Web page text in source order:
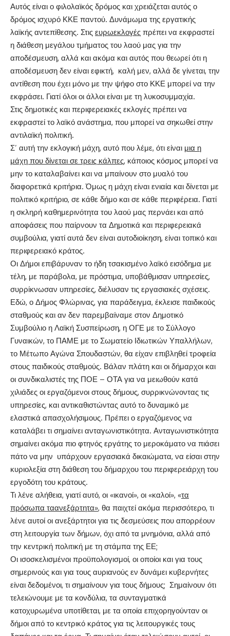
Αυτός είναι ο φιλολαϊκός δρόμος και χρειάζεται αυτός ο
δρόμος ισχυρό ΚΚΕ παντού. Δυνάμωμα της εργατικής
λαϊκής αντεπίθεσης. Στις ευρωεκλογές πρέπει να εκφραστεί
η διάθεση μεγάλου τμήματος του λαού μας για την
αποδέσμευση, αλλά και ακόμα και αυτός που θεωρεί ότι η
αποδέσμευση δεν είναι εφικτή, καλή μεν, αλλά δε γίνεται, την
αντίθεση που έχει μόνο με την ψήφο στο ΚΚΕ μπορεί να την
εκφράσει. Γιατί όλοι οι άλλοι είναι με τη λυκοσυμμαχία.
Στις δημοτικές και περιφερειακές εκλογές πρέπει να
εκφραστεί το λαϊκό ανάστημα, που μπορεί να σηκωθεί στην
αντιλαϊκή πολιτική.
Σ’ αυτή την εκλογική μάχη, αυτό που λέμε, ότι είναι μια η
μάχη που δίνεται σε τρεις κάλπες, κάποιος κόσμος μπορεί να
μην το καταλαβαίνει και να μπαίνουν στο μυαλό του
διαφορετικά κριτήρια. Όμως η μάχη είναι ενιαία και δίνεται με
πολιτικό κριτήριο, σε κάθε δήμο και σε κάθε περιφέρεια. Γιατί
η σκληρή καθημερινότητα του λαού μας περνάει και από
αποφάσεις που παίρνουν τα Δημοτικά και περιφερειακά
συμβούλια, γιατί αυτά δεν είναι αυτοδιοίκηση, είναι τοπικό και
περιφερειακό κράτος.
Οι Δήμοι επιβάρυναν το ήδη τσακισμένο λαϊκό εισόδημα με
τέλη, με παράβολα, με πρόστιμα, υποβάθμισαν υπηρεσίες,
συρρίκνωσαν υπηρεσίες, διέλυσαν τις εργασιακές σχέσεις.
Εδώ, ο Δήμος Φλώρινας, για παράδειγμα, έκλεισε παιδικούς
σταθμούς και αν δεν παρεμβαίναμε στον Δημοτικό
Συμβούλιο η Λαϊκή Συσπείρωση, η ΟΓΕ με το Σύλλογο
Γυναικών, το ΠΑΜΕ με το Σωματείο Ιδιωτικών Υπαλλήλων,
το Μέτωπο Αγώνα Σπουδαστών, θα είχαν επιβληθεί τροφεία
στους παιδικούς σταθμούς. Βάλαν πλάτη και οι δήμαρχοι και
οι συνδικαλιστές της ΠΟΕ – ΟΤΑ για να μειωθούν κατά
χιλιάδες οι εργαζόμενοι στους δήμους, συρρικνώνοντας τις
υπηρεσίες, και αντικαθιστώντας αυτό το δυναμικό με
ελαστικά απασχολήσιμους. Πρέπει ο εργαζόμενος να
καταλάβει τι σημαίνει ανταγωνιστικότητα. Ανταγωνιστικότητα
σημαίνει ακόμα πιο φτηνός εργάτης το μεροκάματο να πιάσει
πάτο να μην υπάρχουν εργασιακά δικαιώματα, να είσαι στην
κυριολεξία στη διάθεση του δήμαρχου του περιφερειάρχη του
εργοδότη του κράτους.
Τι λένε αλήθεια, γιατί αυτό, οι «ικανοί», οι «καλοί», «τα
πρόσωπα ταανεξάρτητα», θα παιχτεί ακόμα περισσότερο, τι
λένε αυτοί οι ανεξάρτητοι για τις δεσμεύσεις που απορρέουν
στη λειτουργία των δήμων, όχι από τα μνημόνια, αλλά από
την κεντρική πολιτική με τη στάμπα της ΕΕ;
Οι ισοσκελισμένοι προϋπολογισμοί, οι οποίοι και για τους
σημερινούς και για τους αυριανούς εν δυνάμει κυβερνήτες
είναι δεδομένοι, τι σημαίνουν για τους δήμους; Σημαίνουν ότι
τελειώνουμε με τα κονδύλια, τα συνταγματικά
κατοχυρωμένα υποτίθεται, με τα οποία επιχορηγούνταν οι
δήμοι από το κεντρικό κράτος για τις λειτουργικές τους